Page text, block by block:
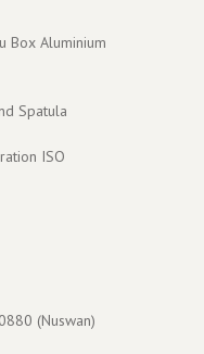
Box Aluminium
Spatula
ISO
(Nuswan)